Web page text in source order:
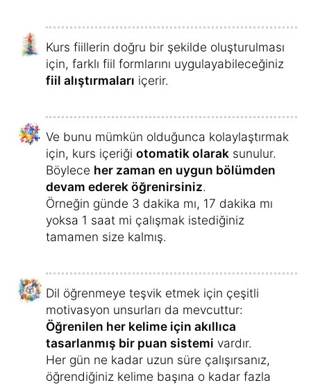
Kurs fiillerin doğru bir şekilde oluşturulması
için, farklı fiil formlarını uygulayabileceğiniz
fiil alıştırmaları içerir.
Ve bunu mümkün olduğunca kolaylaştırmak
için, kurs içeriği otomatik olarak sunulur.
Böylece her zaman en uygun bölümden
devam ederek öğrenirsiniz.
Örneğin günde 3 dakika mı, 17 dakika mı
yoksa 1 saat mi çalışmak istediğiniz
tamamen size kalmış.
Dil öğrenmeye teşvik etmek için çeşitli
motivasyon unsurları da mevcuttur:
Öğrenilen her kelime için akıllıca
tasarlanmış bir puan sistemi vardır.
Her gün ne kadar uzun süre çalışırsanız,
öğrendiğiniz kelime başına o kadar fazla